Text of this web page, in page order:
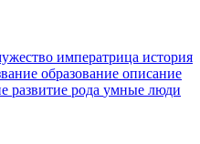
императрица история
образование описание
развитие рода умные люди